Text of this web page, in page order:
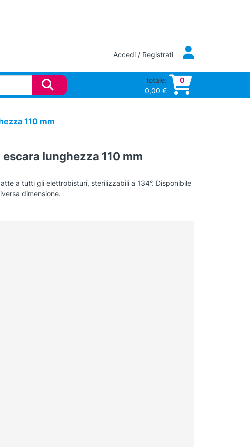
Accedi / Registrati
totale:
0,00 €
0
110 mm
lunghezza 110 mm
a tutti gli elettrobisturi, sterilizzabili a 134°. Disponibile
dimensione.